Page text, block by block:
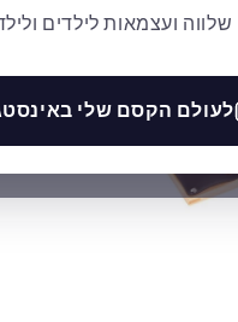
שלווה ועצמאות לילדים
לעולם הקסם שלי